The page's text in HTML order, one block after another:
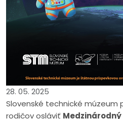
28. 05. 2025
Slovenské technické múzeum
rodičov osláviť